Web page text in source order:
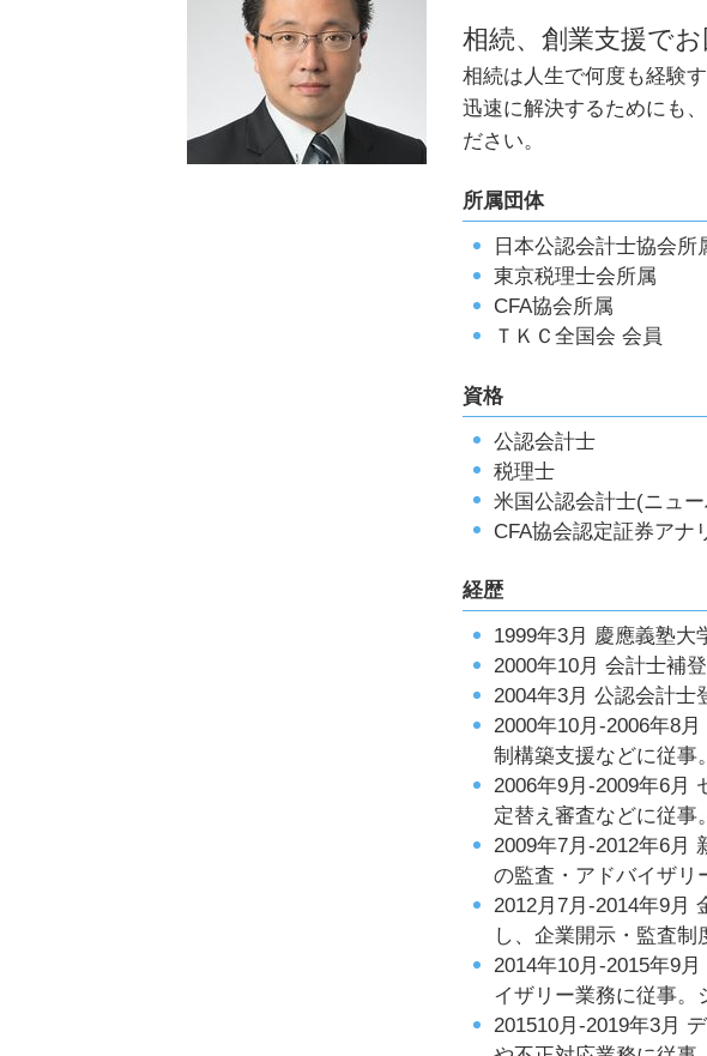
相続 対象者
相続放棄手続き 生前
相続税 計算方法
相続 権利
小規模宅地 要件
相続 確定申告
it導
資金
創業
相続、創業支援で
相続は人生で何度も経験
迅速に解決するためにも
ださい。
所属団体
日本公認会計士協会
東京税理士会所属
CFA協会所属
ＴＫＣ全国会 会員
資格
公認会計士
税理士
米国公認会計士(ニュ
CFA協会認定証券アナ
経歴
1999年3月 慶應義塾大
2000年10月 会計士補
2004年3月 公認会計士
2000年10月-2006年8
制構築支援などに従事
2006年9月-2009年6月
定替え審査などに従事
2009年7月-2012年6月
の監査・アドバイザリ
2012月7月-2014年9月
し、企業開示・監査制
2014年10月-2015年9
イザリー業務に従事。
201510月-2019年3月